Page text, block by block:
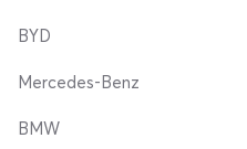
BYD
Mercedes-Benz
BMW